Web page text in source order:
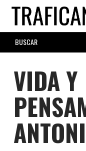
Skip
main
content
SEARCH
FORM
VIDA Y